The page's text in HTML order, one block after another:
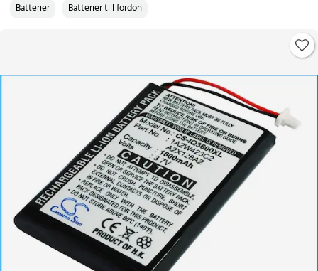
Batterier Batterier till fordon